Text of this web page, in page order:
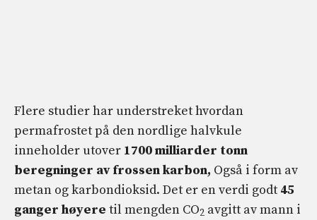
Flere studier har understreket hvordan
permafrostet på den nordlige halvkule
inneholder utover 1700 milliarder tonn
beregninger av frossen karbon, Også i form av
metan og karbondioksid. Det er en verdi godt 45
ganger høyere til mengden CO2 avgitt av mann i